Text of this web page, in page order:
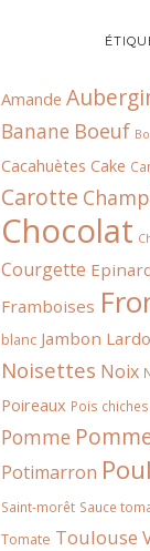
Amande
Banane Boeuf
Cacahuètes Cake
Carotte
Chocolat
Courgette
Framboises
blanc Jambon
Noisettes Noix
Poireaux Pois chiches
Pomme
Potimarron
Saint-morêt Sauce
Tomate Toulouse